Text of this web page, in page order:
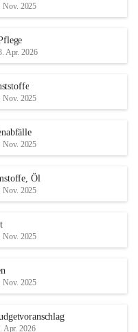
Nov. 2025
Apr. 2026
Nov. 2025
Nov. 2025
Öl
Nov. 2025
Nov. 2025
Nov. 2025
Apr. 2026